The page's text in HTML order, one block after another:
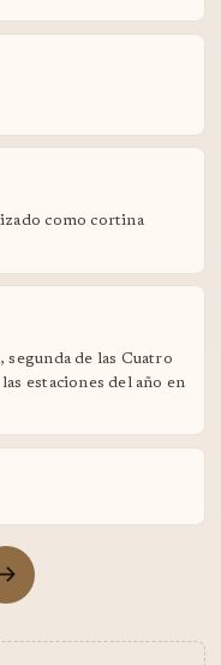
como cortina
de las Cuatro
estaciones del año en